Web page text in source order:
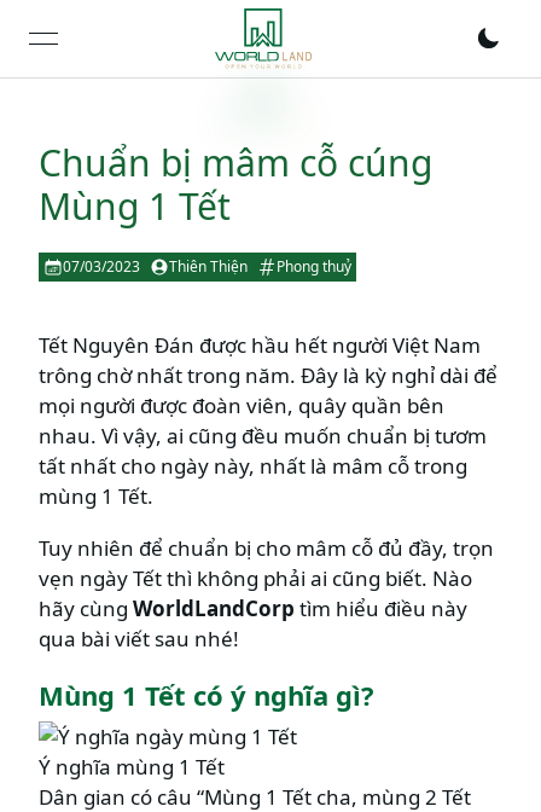
open navigation menu
Chuẩn bị mâm cỗ cúng
Mùng 1 Tết
07/03/2023 Thiên Thiện Phong thuỷ
Tết Nguyên Đán được hầu hết người Việt Nam
trông chờ nhất trong năm. Đây là kỳ nghỉ dài để
mọi người được đoàn viên, quây quần bên
nhau. Vì vậy, ai cũng đều muốn chuẩn bị tươm
tất nhất cho ngày này, nhất là mâm cỗ trong
mùng 1 Tết.
Tuy nhiên để chuẩn bị cho mâm cỗ đủ đầy, trọn
vẹn ngày Tết thì không phải ai cũng biết. Nào
hãy cùng WorldLandCorp tìm hiểu điều này
qua bài viết sau nhé!
Mùng 1 Tết có ý nghĩa gì?
Ý nghĩa mùng 1 Tết
Dân gian có câu “Mùng 1 Tết cha, mùng 2 Tết